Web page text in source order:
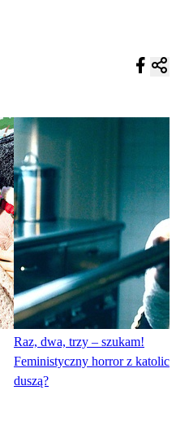
Raz, dwa, trzy – szukam!
Feministyczny horror z
duszą?